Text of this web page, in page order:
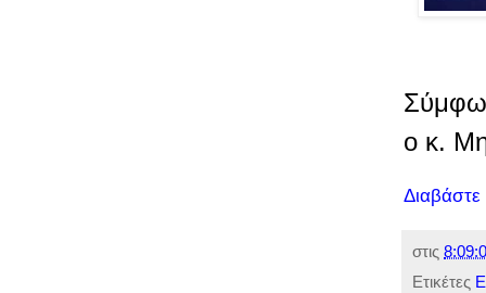
ο κ.
στις
Ετικέτες